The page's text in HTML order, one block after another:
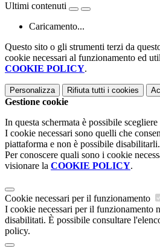
Ultimi contenuti
Caricamento...
Questo sito o gli strumenti terzi da
cookie necessari al funzionamento ed
COOKIE POLICY.
Personalizza Rifiuta tutti i cookies
Gestione cookie
In questa schermata è possibile
I cookie necessari sono quelli che
piattaforma e non è possibile disabilitarli.
Per conoscere quali sono i cookie
visionare la COOKIE POLICY.
Cookie necessari per il funzionamento
I cookie necessari per il funzionamento
disabilitati. È possibile consultare
policy.